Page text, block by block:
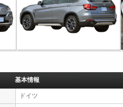
基本情報
ドイツ